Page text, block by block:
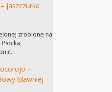
jaszczurka
zrobione na
–
(dawniej